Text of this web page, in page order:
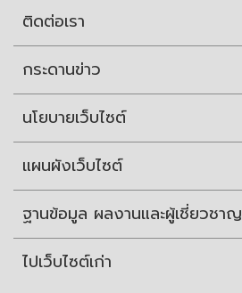
ติดต่อเรา
กระดานข่าว
นโยบายเว็บไซต์
แผนผังเว็บไซต์
ฐานข้อมูล ผลงานและผู้เชี่ยวชาญ
ไปเว็บไซต์เก่า